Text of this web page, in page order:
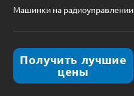
Машинки на радиоуправлении
Получить лучшие
цены